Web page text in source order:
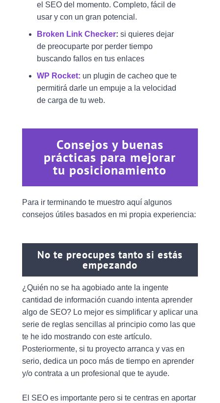
el SEO del momento. Completo, fácil de
usar y con un gran potencial.
Broken Link Checker: si quieres dejar
de preocuparte por perder tiempo
buscando fallos en tus enlaces
WP Rocket: un plugin de cacheo que te
permitirá darle un empuje a la velocidad
de carga de tu web.
Consejos y buenas
prácticas para mejorar
tu posicionamiento
Para ir terminando te muestro aquí algunos
consejos útiles basados en mi propia experiencia:
No te preocupes tanto si estás
empezando
¿Quién no se ha agobiado ante la ingente
cantidad de información cuando intenta aprender
algo de SEO? Lo mejor es simplificar y aplicar una
serie de reglas sencillas al principio como las que
te he ido mostrando con este artículo.
Posteriormente, si tu proyecto arranca y vas en
serio, dedica un poco más de tiempo en aprender
y/o contrata a un profesional que te ayude.
El SEO es importante pero si te centras en aportar